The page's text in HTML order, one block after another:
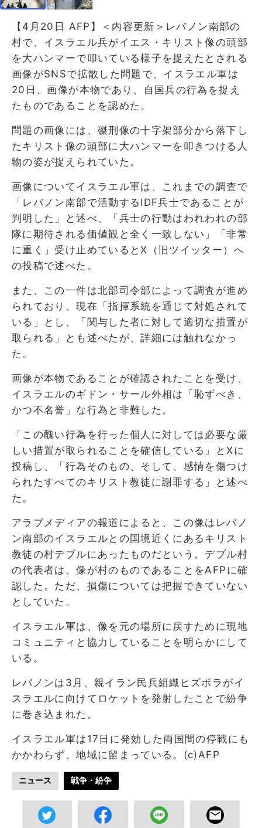
【4月20日 AFP】＜内容更新＞レバノン南部の
村で、イスラエル兵がイエス・キリスト像の頭部
を大ハンマーで叩いている様子を捉えたとされる
画像がSNSで拡散した問題で、イスラエル軍は
20日、画像が本物であり、自国兵の行為を捉え
たものであることを認めた。
問題の画像には、磔刑像の十字架部分から落下し
たキリスト像の頭部に大ハンマーを叩きつける人
物の姿が捉えられていた。
画像についてイスラエル軍は、これまでの調査で
「レバノン南部で活動するIDF兵士であることが
判明した」と述べ、「兵士の行動はわれわれの部
隊に期待される価値観と全く一致しない」「非常
に重く」受け止めているとX（旧ツイッター）へ
の投稿で述べた。
また、この一件は北部司令部によって調査が進め
られており、現在「指揮系統を通じて対処されて
いる」とし、「関与した者に対して適切な措置が
取られる」とも述べたが、詳細には触れなかっ
た。
画像が本物であることが確認されたことを受け、
イスラエルのギドン・サール外相は「恥ずべき、
かつ不名誉」な行為と非難した。
「この醜い行為を行った個人に対しては必要な厳
しい措置が取られることを確信している」とXに
投稿し、「行為そのもの、そして、感情を傷つけ
られたすべてのキリスト教徒に謝罪する」と述べ
た。
アラブメディアの報道によると、この像はレバノ
ン南部のイスラエルとの国境近くにあるキリスト
教徒の村デブルにあったものだという。デブル村
の代表者は、像が村のものであることをAFPに確
認した。ただ、損傷については把握できていない
としていた。
イスラエル軍は、像を元の場所に戻すために現地
コミュニティと協力していることを明らかにして
いる。
レバノンは3月、親イラン民兵組織ヒズボラがイ
スラエルに向けてロケットを発射したことで紛争
に巻き込まれた。
イスラエル軍は17日に発効した両国間の停戦にも
かかわらず、地域に留まっている。(c)AFP
ニュース 戦争・紛争